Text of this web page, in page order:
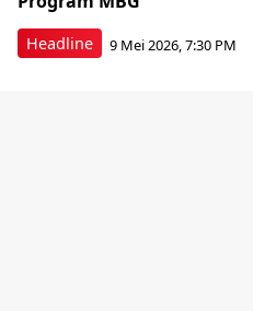
Headline 9 Mei 2026, 7:30 PM